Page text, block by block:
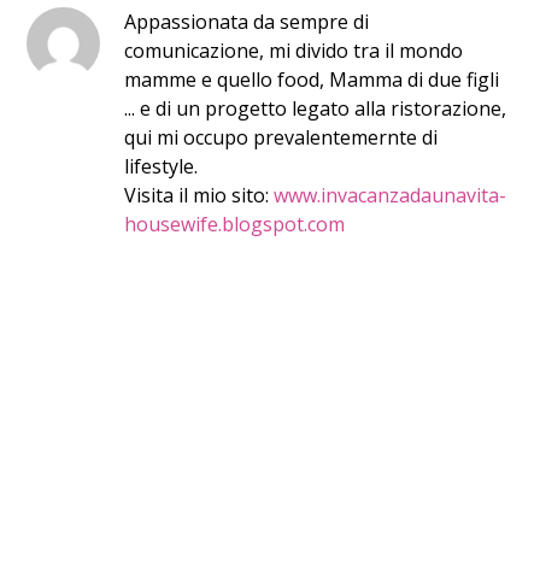
Appassionata da sempre di
comunicazione, mi divido tra il mondo
mamme e quello food, Mamma di due figli
... e di un progetto legato alla ristorazione,
qui mi occupo prevalentemernte di
lifestyle.
Visita il mio sito:www.invacanzadaunavita-
housewife.blogspot.com